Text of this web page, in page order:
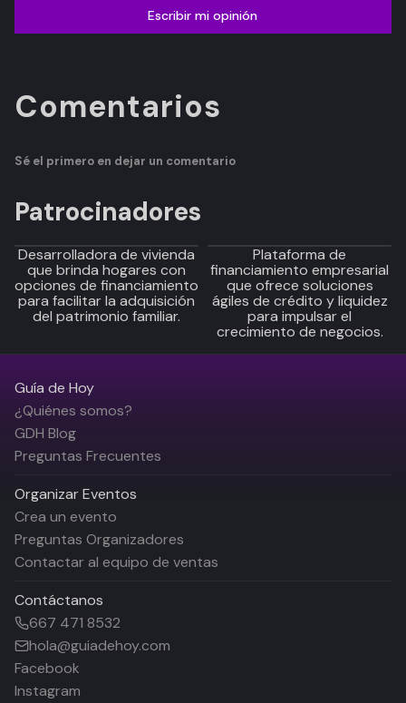
Escribir mi opinión
Comentarios
Sé el primero en dejar un comentario
Patrocinadores
Desarrolladora de vivienda
que brinda hogares con
opciones de financiamiento
para facilitar la adquisición
del patrimonio familiar.
Plataforma de
financiamiento empresarial
que ofrece soluciones
ágiles de crédito y liquidez
para impulsar el
crecimiento de negocios.
Guía de Hoy
¿Quiénes somos?
GDH Blog
Preguntas Frecuentes
Organizar Eventos
Crea un evento
Preguntas Organizadores
Contactar al equipo de ventas
Contáctanos
667 471 8532
hola@guiadehoy.com
Facebook
Instagram